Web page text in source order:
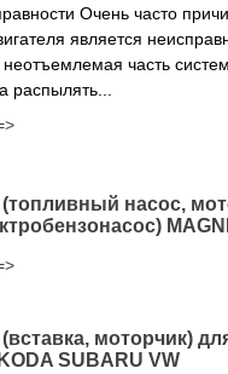
Очень часто
является
часть
распылять...
насос,
моторчик)
SUBARU VW